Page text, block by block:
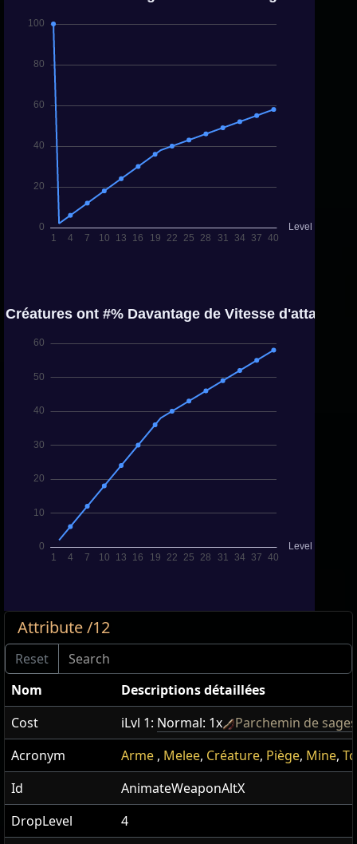
Attribute /12
Nom
Descriptions détaillées
Cost
iLvl 1: Normal: 1x
Parchemin de
Acronym
Arme , Melee, Créature, Piège, Mine,
Id
AnimateWeaponAltX
DropLevel
4